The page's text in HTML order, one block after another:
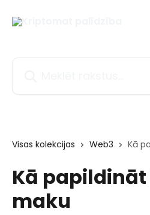
Visas kolekcijas Web3 Kā
Kā papildināt
maku